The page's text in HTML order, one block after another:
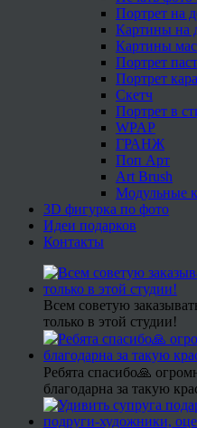
Портрет на
Картины на
Картины
Портрет
Портрет
Скетч
Портрет в
WPAP
ГРАНЖ
Поп Арт
Art Brush
Модульные
3D фигурка по фото
Идеи подарков
Контакты
Всем советую
только в этой студии!
Ребята спасибо🙏
благодарна за такую